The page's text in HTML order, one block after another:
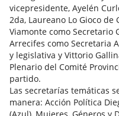
vicepresidente, Ayelén
2da, Laureano Lo Gioco de
Viamonte como Secretario
Arrecifes como Secretaria
y legislativa y Vittorio
Plenario del Comité
partido.
Las secretarías temáticas
manera: Acción Política